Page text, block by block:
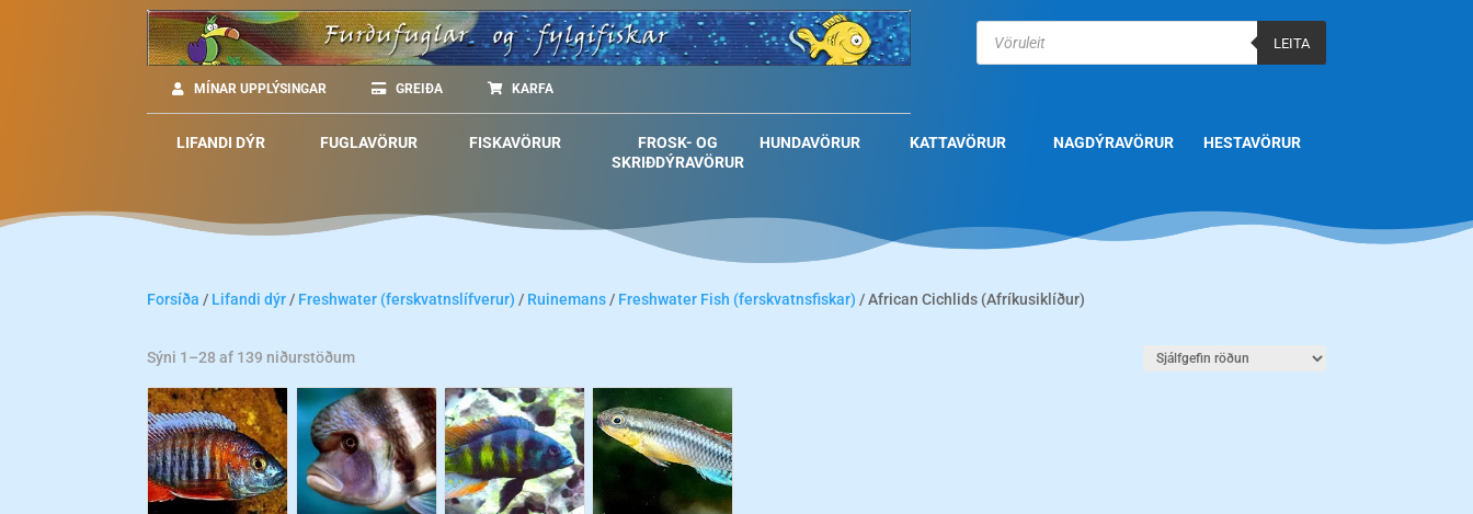
MÍNAR UPPLÝSINGAR GREIÐA KARFA
Products
search
LEITA
LIFANDI DÝR FUGLAVÖRUR FISKAVÖRUR
FROSK- OG
SKRIÐDÝRAVÖRUR
HUNDAVÖRUR KATTAVÖRUR NAGDÝRAVÖRUR HESTAVÖRUR
Forsíða / Lifandi dýr / Freshwater (ferskvatnslífverur) / Ruinemans / Freshwater Fish (ferskvatnsfiskar) / African Cichlids (Afríkusiklíður)
Sýni 1–28 af 139 niðurstöðum